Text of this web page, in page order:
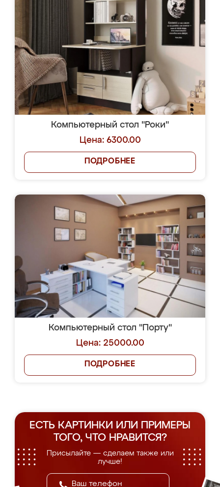
Компьютерный стол "Роки"
Цена: 6300.00
ПОДРОБНЕЕ
Компьютерный стол "Порту"
Цена: 25000.00
ПОДРОБНЕЕ
ЕСТЬ КАРТИНКИ ИЛИ ПРИМЕРЫ
ТОГО, ЧТО НРАВИТСЯ?
Присылайте — сделаем также или
лучше!